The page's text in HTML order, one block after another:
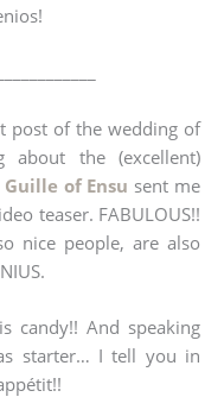
post of the wedding of
about the (excellent)
Guille of Ensu sent me
teaser. FABULOUS!!
nice people, are also
candy!! And speaking
starter… I tell you in